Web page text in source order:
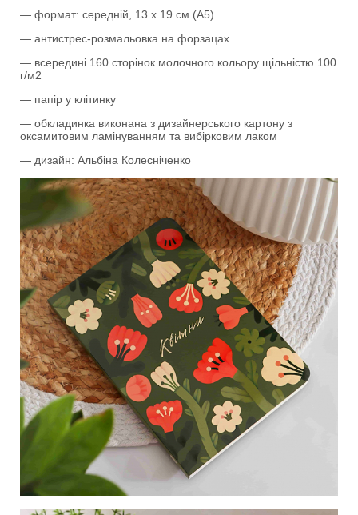
— формат: середній, 13 х 19 см (А5)
— антистрес-розмальовка на форзацах
— всередині 160 сторінок молочного кольору щільністю 100
г/м2
— папір у клітинку
— обкладинка виконана з дизайнерського картону з
оксамитовим ламінуванням та вибірковим лаком
— дизайн: Альбіна Колесніченко